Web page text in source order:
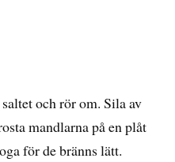
och rör om. Sila av
mandlarna på en plåt
för de bränns lätt.